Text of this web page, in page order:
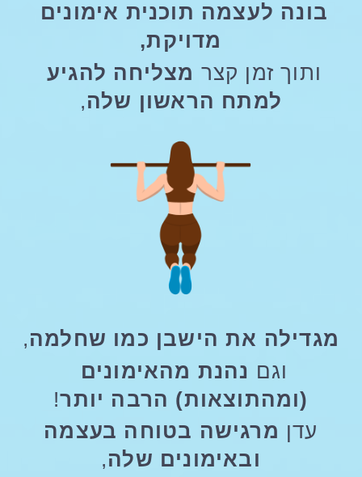
בונה לעצמה תוכנית אימונים
מדויקת,
ותוך זמן קצר מצליחה להגיע
למתח הראשון שלה,
מגדילה את הישבן כמו שחלמה,
וגם נהנת מהאימונים
(ומהתוצאות) הרבה יותר!
מרגישה בטוחה בעצמה
ובאימונים שלה,